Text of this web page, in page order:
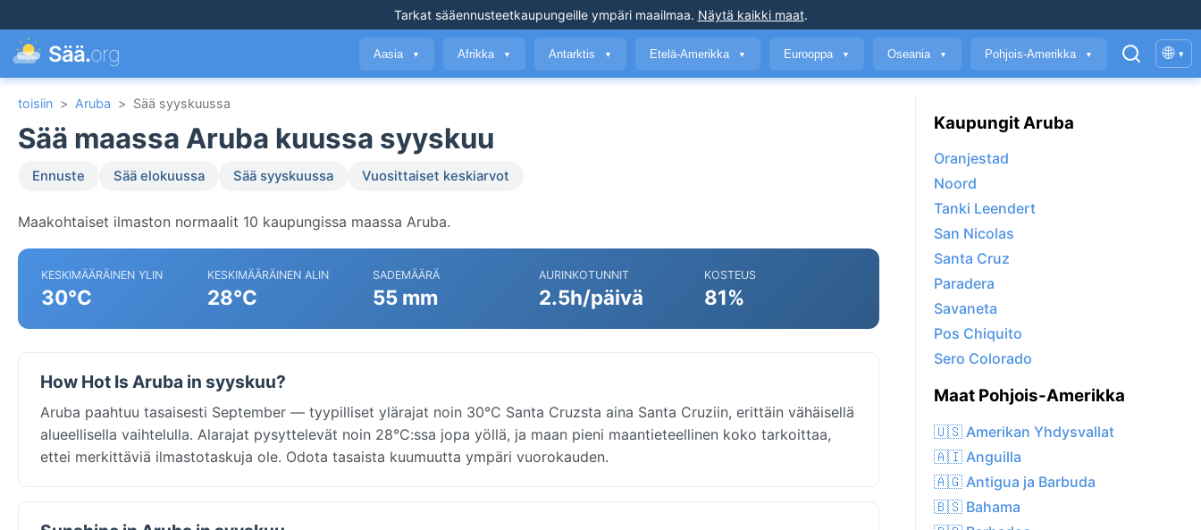
Tarkat sääennusteetkaupungeille ympäri maailmaa. Näytä kaikki maat.
Sää.org Aasia ▼ Afrikka ▼ Antarktis ▼ Etelä-Amerikka ▼ Eurooppa ▼ Oseania ▼ Pohjois-Amerikka ▼ 🌐 ▾
toisiin > Aruba > Sää syyskuussa
Sää maassa Aruba kuussa syyskuu
Ennuste Sää elokuussa Sää syyskuussa Vuosittaiset keskiarvot
Maakohtaiset ilmaston normaalit 10 kaupungissa maassa Aruba.
KESKIMÄÄRÄINEN YLIN
30°C
KESKIMÄÄRÄINEN ALIN
28°C
SADEMÄÄRÄ
55 mm
AURINKOTUNNIT
2.5h/päivä
KOSTEUS
81%
How Hot Is Aruba in syyskuu?
Aruba paahtuu tasaisesti September — tyypilliset ylärajat noin 30°C Santa Cruzsta aina Santa Cruziin, erittäin vähäisellä
alueellisella vaihtelulla. Alarajat pysyttelevät noin 28°C:ssa jopa yöllä, ja maan pieni maantieteellinen koko tarkoittaa,
ettei merkittäviä ilmastotaskuja ole. Odota tasaista kuumuutta ympäri vuorokauden.
Kaupungit Aruba
Oranjestad
Noord
Tanki Leendert
San Nicolas
Santa Cruz
Paradera
Savaneta
Pos Chiquito
Sero Colorado
Maat Pohjois-Amerikka
🇺🇸 Amerikan Yhdysvallat
🇦🇮 Anguilla
🇦🇬 Antigua ja Barbuda
🇧🇸 Bahama